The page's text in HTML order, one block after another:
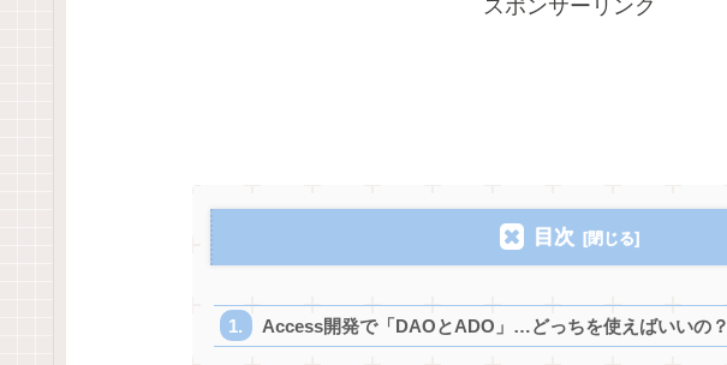
スポンサーリンク
目次
Access開発で「DAOとADO」…どっちを使えばいいの？